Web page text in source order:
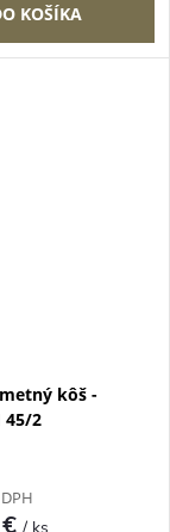
KOŠÍKA
kôš -
45/2
€/ ks